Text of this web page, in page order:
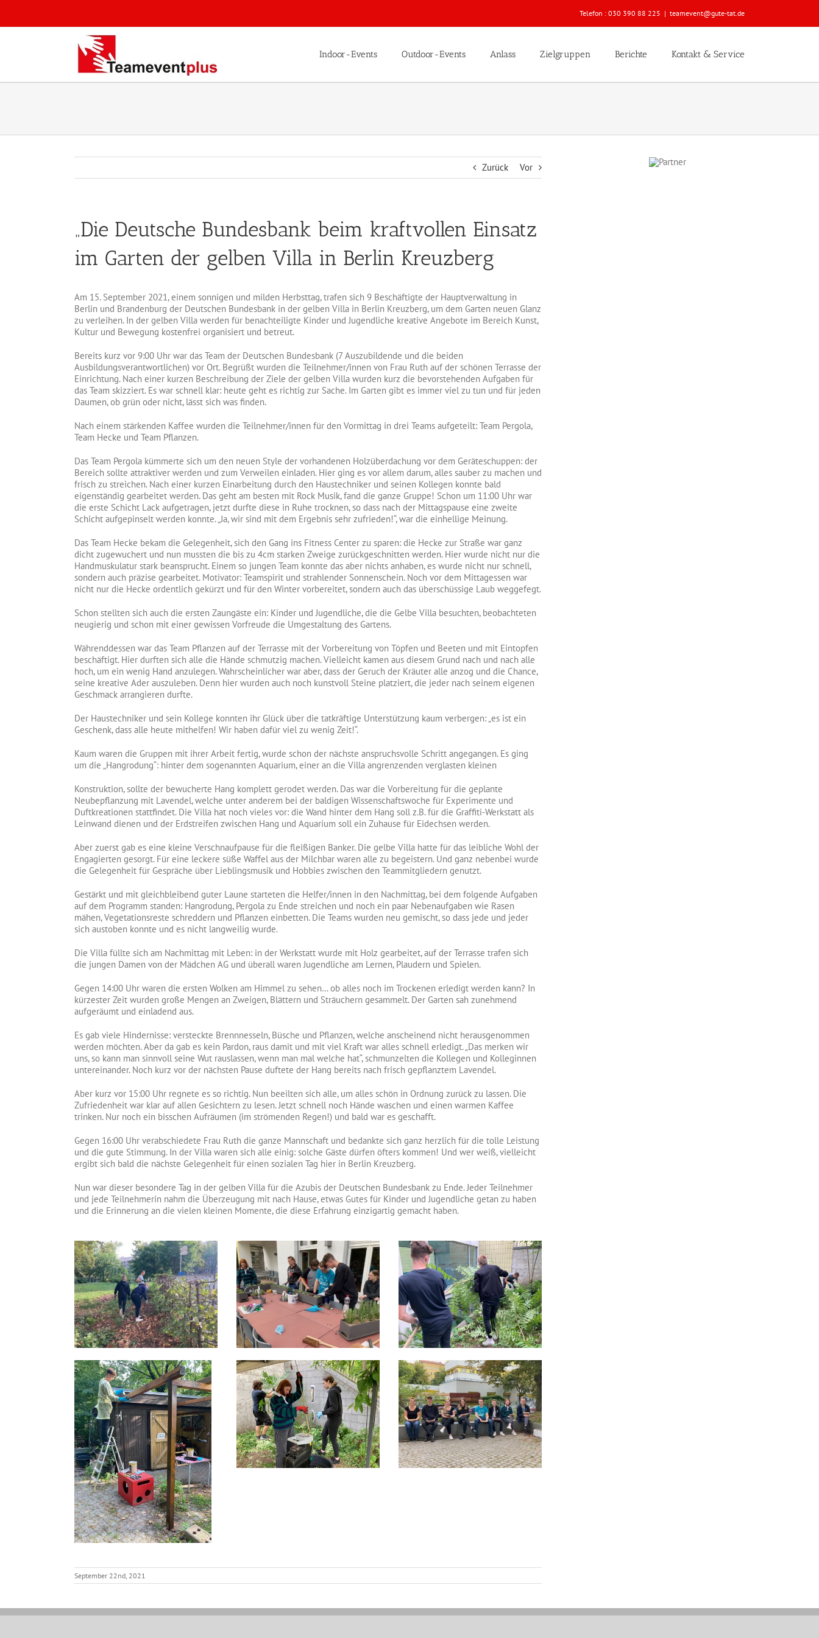
springen
Telefon : 030 390 88 225 | teamevent@gute-tat.de
Indoor-Events Outdoor-Events Anlass Zielgruppen Berichte Kontakt & Service
Zurück Vor
„Die Deutsche Bundesbank beim kraftvollen Einsatz
im Garten der gelben Villa in Berlin Kreuzberg
Am 15. September 2021, einem sonnigen und milden Herbsttag, trafen sich 9 Beschäftigte der Hauptverwaltung in
Berlin und Brandenburg der Deutschen Bundesbank in der gelben Villa in Berlin Kreuzberg, um dem Garten neuen Glanz
zu verleihen. In der gelben Villa werden für benachteiligte Kinder und Jugendliche kreative Angebote im Bereich Kunst,
Kultur und Bewegung kostenfrei organisiert und betreut.
Bereits kurz vor 9:00 Uhr war das Team der Deutschen Bundesbank (7 Auszubildende und die beiden
Ausbildungsverantwortlichen) vor Ort. Begrüßt wurden die Teilnehmer/innen von Frau Ruth auf der schönen Terrasse der
Einrichtung. Nach einer kurzen Beschreibung der Ziele der gelben Villa wurden kurz die bevorstehenden Aufgaben für
das Team skizziert. Es war schnell klar: heute geht es richtig zur Sache. Im Garten gibt es immer viel zu tun und für jeden
Daumen, ob grün oder nicht, lässt sich was finden.
Nach einem stärkenden Kaffee wurden die Teilnehmer/innen für den Vormittag in drei Teams aufgeteilt: Team Pergola,
Team Hecke und Team Pflanzen.
Das Team Pergola kümmerte sich um den neuen Style der vorhandenen Holzüberdachung vor dem Geräteschuppen: der
Bereich sollte attraktiver werden und zum Verweilen einladen. Hier ging es vor allem darum, alles sauber zu machen und
frisch zu streichen. Nach einer kurzen Einarbeitung durch den Haustechniker und seinen Kollegen konnte bald
eigenständig gearbeitet werden. Das geht am besten mit Rock Musik, fand die ganze Gruppe! Schon um 11:00 Uhr war
die erste Schicht Lack aufgetragen, jetzt durfte diese in Ruhe trocknen, so dass nach der Mittagspause eine zweite
Schicht aufgepinselt werden konnte. „Ja, wir sind mit dem Ergebnis sehr zufrieden!“, war die einhellige Meinung.
Das Team Hecke bekam die Gelegenheit, sich den Gang ins Fitness Center zu sparen: die Hecke zur Straße war ganz
dicht zugewuchert und nun mussten die bis zu 4cm starken Zweige zurückgeschnitten werden. Hier wurde nicht nur die
Handmuskulatur stark beansprucht. Einem so jungen Team konnte das aber nichts anhaben, es wurde nicht nur schnell,
sondern auch präzise gearbeitet. Motivator: Teamspirit und strahlender Sonnenschein. Noch vor dem Mittagessen war
nicht nur die Hecke ordentlich gekürzt und für den Winter vorbereitet, sondern auch das überschüssige Laub weggefegt.
Schon stellten sich auch die ersten Zaungäste ein: Kinder und Jugendliche, die die Gelbe Villa besuchten, beobachteten
neugierig und schon mit einer gewissen Vorfreude die Umgestaltung des Gartens.
Währenddessen war das Team Pflanzen auf der Terrasse mit der Vorbereitung von Töpfen und Beeten und mit Eintopfen
beschäftigt. Hier durften sich alle die Hände schmutzig machen. Vielleicht kamen aus diesem Grund nach und nach alle
hoch, um ein wenig Hand anzulegen. Wahrscheinlicher war aber, dass der Geruch der Kräuter alle anzog und die Chance,
seine kreative Ader auszuleben. Denn hier wurden auch noch kunstvoll Steine platziert, die jeder nach seinem eigenen
Geschmack arrangieren durfte.
Der Haustechniker und sein Kollege konnten ihr Glück über die tatkräftige Unterstützung kaum verbergen: „es ist ein
Geschenk, dass alle heute mithelfen! Wir haben dafür viel zu wenig Zeit!“.
Kaum waren die Gruppen mit ihrer Arbeit fertig, wurde schon der nächste anspruchsvolle Schritt angegangen. Es ging
um die „Hangrodung“: hinter dem sogenannten Aquarium, einer an die Villa angrenzenden verglasten kleinen
Konstruktion, sollte der bewucherte Hang komplett gerodet werden. Das war die Vorbereitung für die geplante
Neubepflanzung mit Lavendel, welche unter anderem bei der baldigen Wissenschaftswoche für Experimente und
Duftkreationen stattfindet. Die Villa hat noch vieles vor: die Wand hinter dem Hang soll z.B. für die Graffiti-Werkstatt als
Leinwand dienen und der Erdstreifen zwischen Hang und Aquarium soll ein Zuhause für Eidechsen werden.
Aber zuerst gab es eine kleine Verschnaufpause für die fleißigen Banker. Die gelbe Villa hatte für das leibliche Wohl der
Engagierten gesorgt. Für eine leckere süße Waffel aus der Milchbar waren alle zu begeistern. Und ganz nebenbei wurde
die Gelegenheit für Gespräche über Lieblingsmusik und Hobbies zwischen den Teammitgliedern genutzt.
Gestärkt und mit gleichbleibend guter Laune starteten die Helfer/innen in den Nachmittag, bei dem folgende Aufgaben
auf dem Programm standen: Hangrodung, Pergola zu Ende streichen und noch ein paar Nebenaufgaben wie Rasen
mähen, Vegetationsreste schreddern und Pflanzen einbetten. Die Teams wurden neu gemischt, so dass jede und jeder
sich austoben konnte und es nicht langweilig wurde.
Die Villa füllte sich am Nachmittag mit Leben: in der Werkstatt wurde mit Holz gearbeitet, auf der Terrasse trafen sich
die jungen Damen von der Mädchen AG und überall waren Jugendliche am Lernen, Plaudern und Spielen.
Gegen 14:00 Uhr waren die ersten Wolken am Himmel zu sehen… ob alles noch im Trockenen erledigt werden kann? In
kürzester Zeit wurden große Mengen an Zweigen, Blättern und Sträuchern gesammelt. Der Garten sah zunehmend
aufgeräumt und einladend aus.
Es gab viele Hindernisse: versteckte Brennnesseln, Büsche und Pflanzen, welche anscheinend nicht herausgenommen
werden möchten. Aber da gab es kein Pardon, raus damit und mit viel Kraft war alles schnell erledigt. „Das merken wir
uns, so kann man sinnvoll seine Wut rauslassen, wenn man mal welche hat“, schmunzelten die Kollegen und Kolleginnen
untereinander. Noch kurz vor der nächsten Pause duftete der Hang bereits nach frisch gepflanztem Lavendel.
Aber kurz vor 15:00 Uhr regnete es so richtig. Nun beeilten sich alle, um alles schön in Ordnung zurück zu lassen. Die
Zufriedenheit war klar auf allen Gesichtern zu lesen. Jetzt schnell noch Hände waschen und einen warmen Kaffee
trinken. Nur noch ein bisschen Aufräumen (im strömenden Regen!) und bald war es geschafft.
Gegen 16:00 Uhr verabschiedete Frau Ruth die ganze Mannschaft und bedankte sich ganz herzlich für die tolle Leistung
und die gute Stimmung. In der Villa waren sich alle einig: solche Gäste dürfen öfters kommen! Und wer weiß, vielleicht
ergibt sich bald die nächste Gelegenheit für einen sozialen Tag hier in Berlin Kreuzberg.
Nun war dieser besondere Tag in der gelben Villa für die Azubis der Deutschen Bundesbank zu Ende. Jeder Teilnehmer
und jede Teilnehmerin nahm die Überzeugung mit nach Hause, etwas Gutes für Kinder und Jugendliche getan zu haben
und die Erinnerung an die vielen kleinen Momente, die diese Erfahrung einzigartig gemacht haben.
September 22nd, 2021